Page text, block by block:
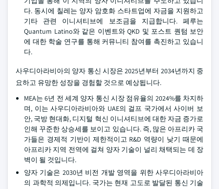
다. 동시에 칠레는 양자 암호화 스타트업에 자금을 지원하고
기타 관련 이니셔티브에 보조금을 지급합니다. 페루는
Quantum Latino와 같은 이벤트와 QKD 및 포스트 퀀텀 보안
에 대한 학술 연구를 통해 커뮤니티 참여를 촉진하고 있습니
다.
사우디아라비아의 양자 통신 시장은 2025년부터 2034년까지 중
요하고 유망한 성장을 경험할 것으로 예상됩니다.
MEA는 6년 전 세계 양자 통신 시장 점유율의 2024%를 차지하
며, 이는 사우디아라비아와 UAE의 걸프 국가에서 사이버 보
안, 국방 현대화, 디지털 혁신 이니셔티브에 대한 자금 증가로
인해 꾸준한 상승세를 보이고 있습니다. 즉, 많은 아프리카 국
가들은 경제적 기반이 제한적이고 R&D 역량이 낮기 때문에
아프리카 지역 전역에 걸쳐 양자 기술이 널리 채택되는 데 장
벽이 될 것입니다.
양자 기술은 2030년 비전 개발 영역을 위한 사우디아라비아
의 과학적 의제입니다. 국가는 현재 고도로 발달된 통신 기술